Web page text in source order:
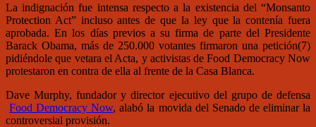
La indignación fue intensa respecto a la existencia del “Monsanto
Protection Act” incluso antes de que la ley que la contenía fuera
aprobada. En los días previos a su firma de parte del Presidente
Barack Obama, más de 250.000 votantes firmaron una petición(7)
pidiéndole que vetara el Acta, y activistas de Food Democracy Now
protestaron en contra de ella al frente de la Casa Blanca.
Dave Murphy, fundador y director ejecutivo del grupo de defensa
Food Democracy Now, alabó la movida del Senado de eliminar la
controversial provisión.